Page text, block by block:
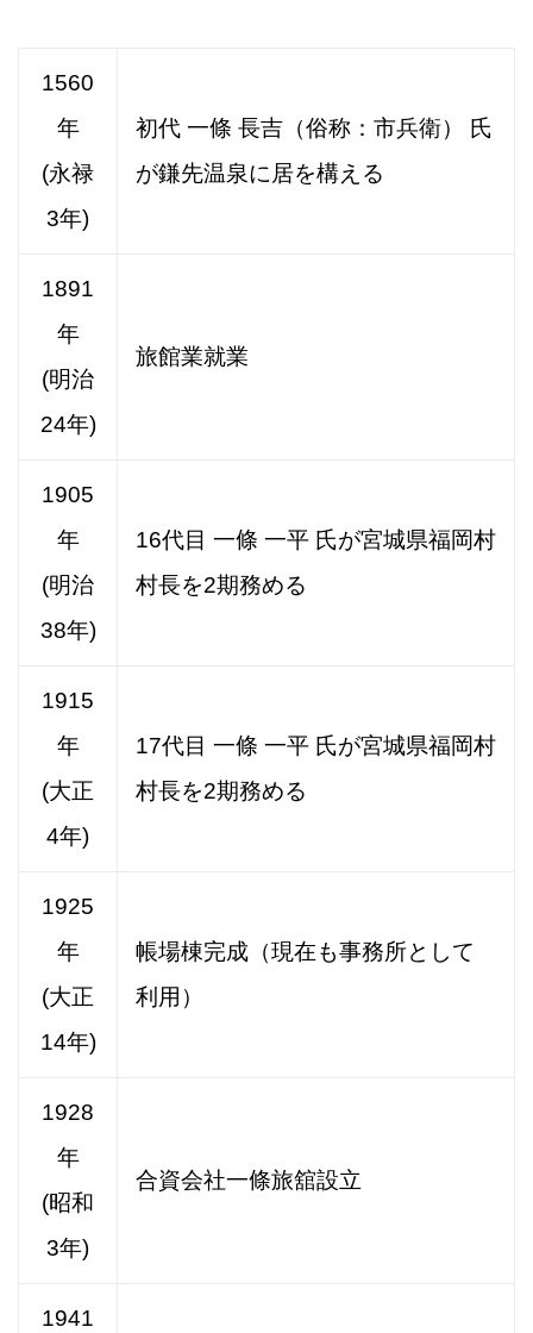
1560
年
(永禄
3年)
初代 一條 長吉（俗称：市兵衛） 氏
が鎌先温泉に居を構える
1891
年
(明治
24年)
旅館業就業
1905
年
(明治
38年)
16代目 一條 一平 氏が宮城県福岡村
村長を2期務める
1915
年
(大正
4年)
17代目 一條 一平 氏が宮城県福岡村
村長を2期務める
1925
年
(大正
14年)
帳場棟完成（現在も事務所として
利用）
1928
年
(昭和
3年)
合資会社一條旅舘設立
1941